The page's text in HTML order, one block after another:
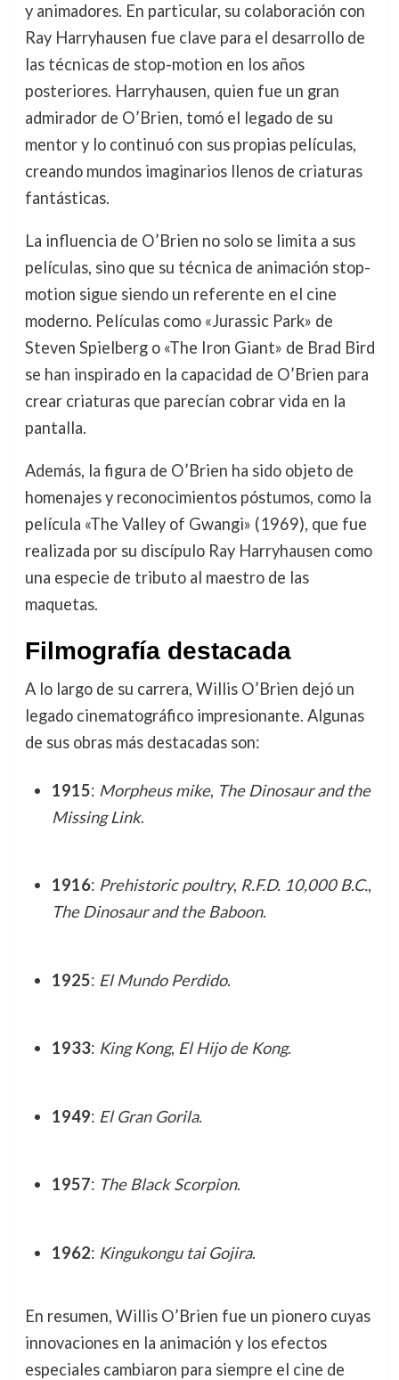
y animadores. En particular, su colaboración con
Ray Harryhausen fue clave para el desarrollo de
las técnicas de stop-motion en los años
posteriores. Harryhausen, quien fue un gran
admirador de O’Brien, tomó el legado de su
mentor y lo continuó con sus propias películas,
creando mundos imaginarios llenos de criaturas
fantásticas.
La influencia de O’Brien no solo se limita a sus
películas, sino que su técnica de animación stop-
motion sigue siendo un referente en el cine
moderno. Películas como «Jurassic Park» de
Steven Spielberg o «The Iron Giant» de Brad Bird
se han inspirado en la capacidad de O’Brien para
crear criaturas que parecían cobrar vida en la
pantalla.
Además, la figura de O’Brien ha sido objeto de
homenajes y reconocimientos póstumos, como la
película «The Valley of Gwangi» (1969), que fue
realizada por su discípulo Ray Harryhausen como
una especie de tributo al maestro de las
maquetas.
Filmografía destacada
A lo largo de su carrera, Willis O’Brien dejó un
legado cinematográfico impresionante. Algunas
de sus obras más destacadas son:
1915: Morpheus mike, The Dinosaur and the
Missing Link.
1916: Prehistoric poultry, R.F.D. 10,000 B.C.,
The Dinosaur and the Baboon.
1925: El Mundo Perdido.
1933: King Kong, El Hijo de Kong.
1949: El Gran Gorila.
1957: The Black Scorpion.
1962: Kingukongu tai Gojira.
En resumen, Willis O’Brien fue un pionero cuyas
innovaciones en la animación y los efectos
especiales cambiaron para siempre el cine de